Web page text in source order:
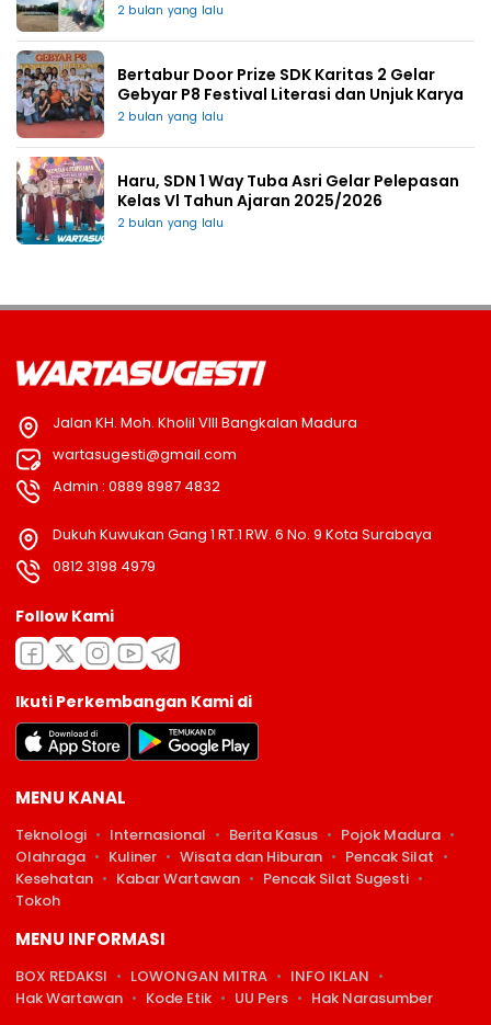
2 bulan yang lalu
Bertabur Door Prize SDK Karitas 2 Gelar
Gebyar P8 Festival Literasi dan Unjuk Karya
2 bulan yang lalu
Haru, SDN 1 Way Tuba Asri Gelar Pelepasan
Kelas Vl Tahun Ajaran 2025/2026
2 bulan yang lalu
Jalan KH. Moh. Kholil VIII Bangkalan Madura
wartasugesti@gmail.com
Admin : 0889 8987 4832
Dukuh Kuwukan Gang 1 RT.1 RW. 6 No. 9 Kota Surabaya
0812 3198 4979
Follow Kami
Ikuti Perkembangan Kami di
MENU KANAL
Teknologi Internasional Berita Kasus
Pojok Madura
Olahraga
Kuliner Wisata dan Hiburan
Pencak Silat
Kesehatan
Kabar Wartawan
Pencak Silat Sugesti
Tokoh
MENU INFORMASI
BOX REDAKSI LOWONGAN MITRA
INFO IKLAN
Hak Wartawan
Kode Etik UU Pers
Hak Narasumber